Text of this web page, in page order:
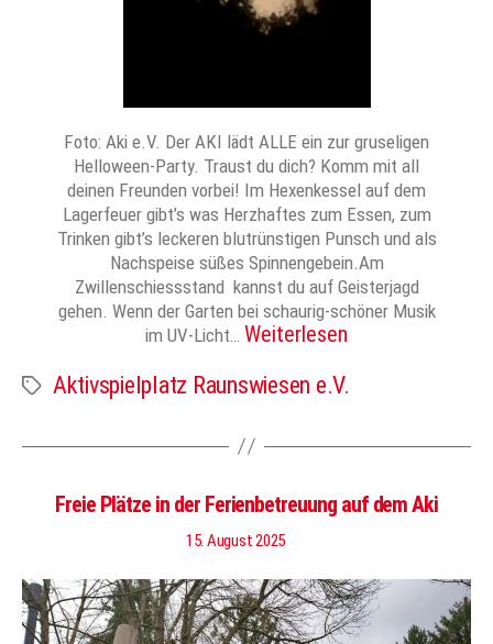
Foto: Aki e.V. Der AKI lädt ALLE ein zur gruseligen
Helloween-Party. Traust du dich? Komm mit all
deinen Freunden vorbei! Im Hexenkessel auf dem
Lagerfeuer gibt’s was Herzhaftes zum Essen, zum
Trinken gibt’s leckeren blutrünstigen Punsch und als
Nachspeise süßes Spinnengebein.Am
Zwillenschiessstand kannst du auf Geisterjagd
gehen. Wenn der Garten bei schaurig-schöner Musik
im UV-Licht… Weiterlesen
Schlagwörter
Aktivspielplatz Raunswiesen e.V.
Freie Plätze in der Ferienbetreuung auf dem Aki
15. August 2025